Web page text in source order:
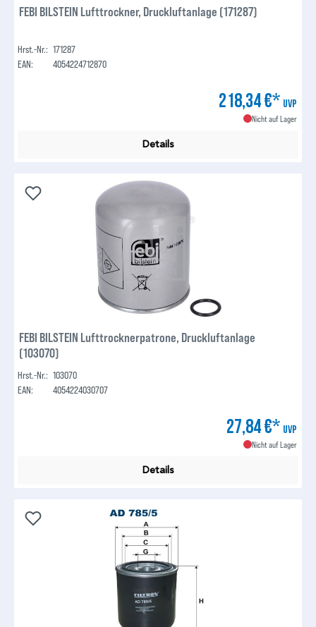
FEBI BILSTEIN Lufttrockner, Druckluftanlage (171287)
Hrst.-Nr.: 171287
EAN:
4054224712870
218,34 €* UVP
Nicht auf Lager
Details
FEBI BILSTEIN Lufttrocknerpatrone, Druckluftanlage
(103070)
Hrst.-Nr.: 103070
EAN:
4054224030707
27,84 €* UVP
Nicht auf Lager
Details